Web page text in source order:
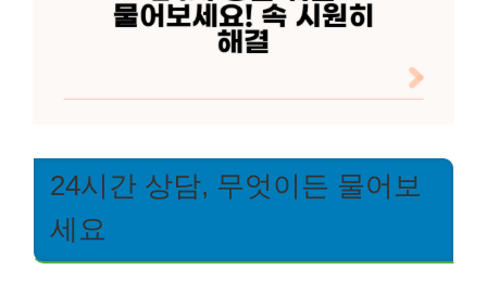
24시간 상담, 무엇이든 물어보
세요